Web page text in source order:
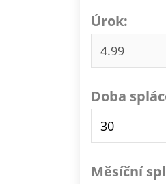
Úrok:
Doba
Měsíční